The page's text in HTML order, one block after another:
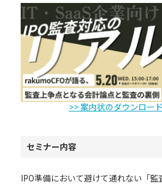
>> 案内状のダウンロー
セミナー内容
IPO準備において避けて通れない「監